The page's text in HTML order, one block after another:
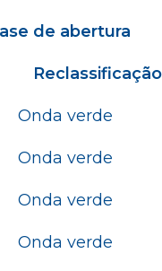
de abertura
Onda verde
Onda verde
Onda verde
Onda verde